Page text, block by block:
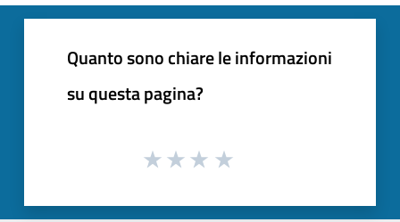
Quanto sono chiare le informazioni
su questa pagina?